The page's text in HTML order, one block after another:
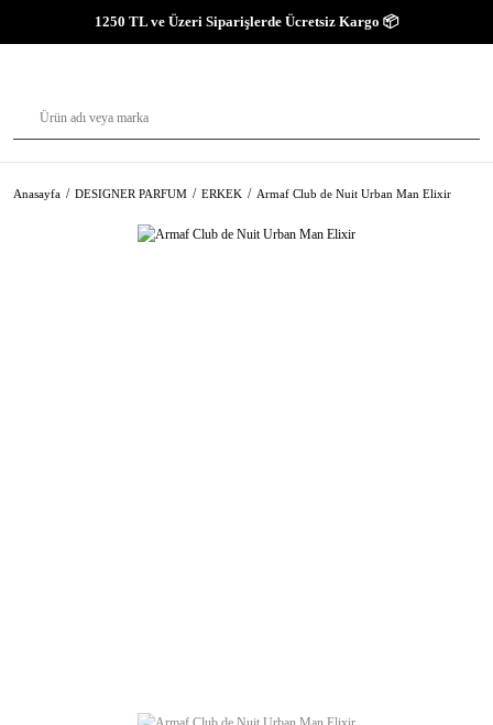
1250 TL ve Üzeri Siparişlerde Ücretsiz Kargo 📦
Anasayfa DESIGNER PARFUM ERKEK Armaf Club de Nuit Urban Man Elixir